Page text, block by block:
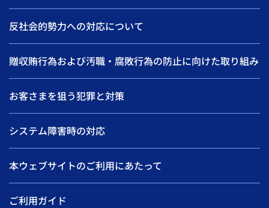
反社会的勢力への対応について
贈収賄行為および汚職・腐敗行為の防止に向けた取り組み
お客さまを狙う犯罪と対策
システム障害時の対応
本ウェブサイトのご利用にあたって
ご利用ガイド